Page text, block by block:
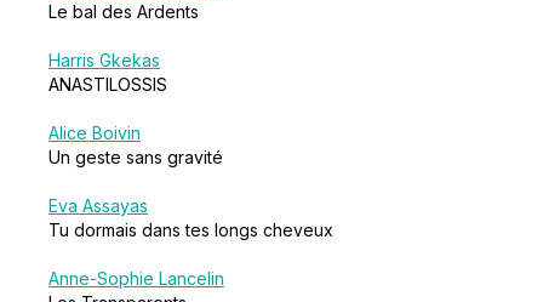
Le bal des Ardents
Harris Gkekas
ANASTILOSSIS
Alice Boivin
Un geste sans gravité
Eva Assayas
Tu dormais dans tes longs cheveux
Anne-Sophie Lancelin